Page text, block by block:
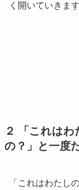
く開いていきます
２ 「これは
の？」と一度
「これはわたし